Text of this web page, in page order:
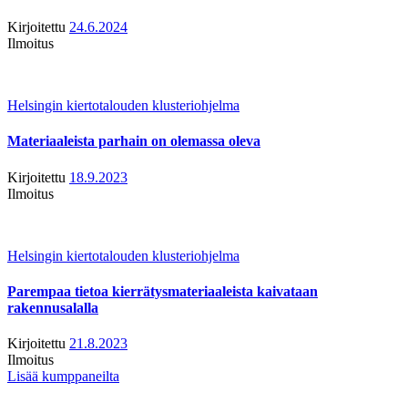
Kirjoitettu 24.6.2024
Ilmoitus
Helsingin kiertotalouden klusteriohjelma
Materiaaleista parhain on olemassa oleva
Kirjoitettu 18.9.2023
Ilmoitus
Helsingin kiertotalouden klusteriohjelma
Parempaa tietoa kierrätysmateriaaleista kaivataan
rakennusalalla
Kirjoitettu 21.8.2023
Ilmoitus
Lisää kumppaneilta